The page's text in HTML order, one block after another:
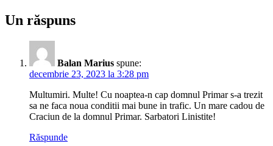
Un răspuns
Balan Marius spune:
decembrie 23, 2023 la 3:28 pm
Multumiri. Multe! Cu noaptea-n cap domnul Primar s-a trezit
sa ne faca noua conditii mai bune in trafic. Un mare cadou de
Craciun de la domnul Primar. Sarbatori Linistite!
Răspunde